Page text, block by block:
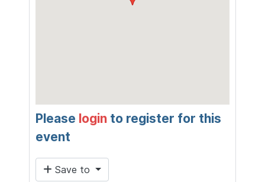
Please login to register for this
event
Save to